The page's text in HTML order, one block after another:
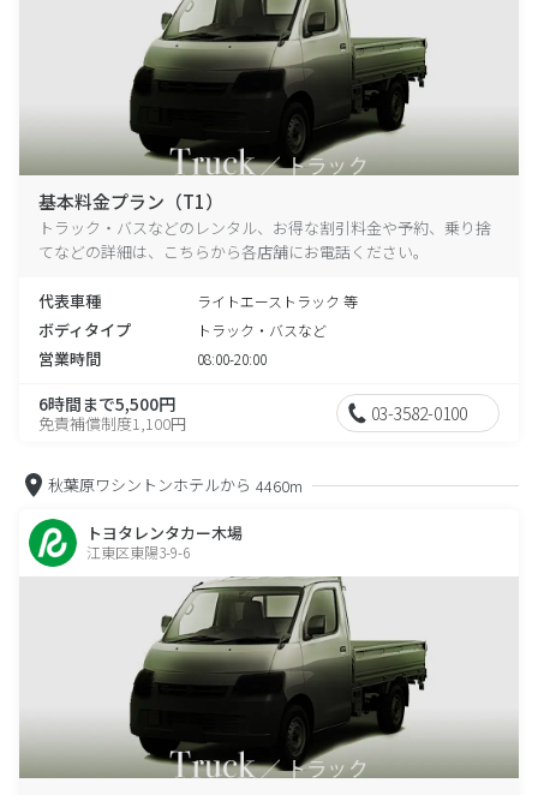
基本料金プラン（T1）
トラック・バスなどのレンタル、お得な割引料金や予約、乗り捨
てなどの詳細は、こちらから各店舗にお電話ください。
代表車種 ライトエーストラック 等
ボディタイプ トラック・バスなど
営業時間 08:00-20:00
6時間まで5,500円
免責補償制度1,100円 03-3582-0100
秋葉原ワシントンホテルから 4460m
トヨタレンタカー木場
江東区東陽3-9-6